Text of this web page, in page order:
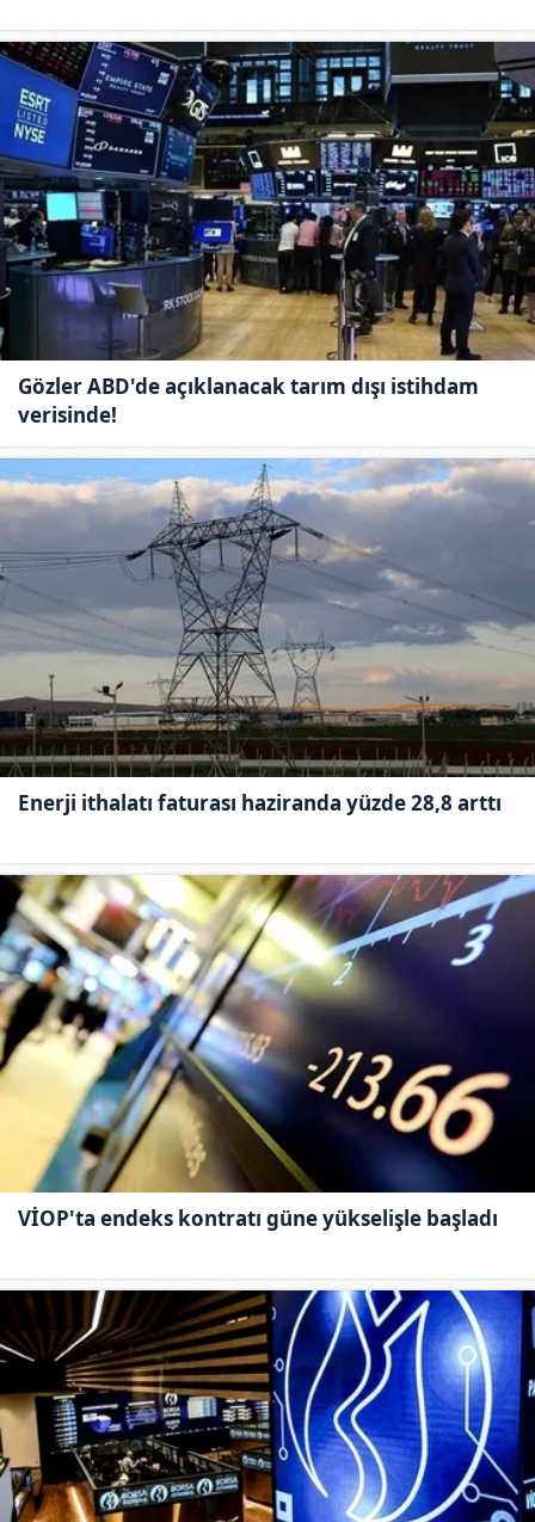
Gözler ABD'de açıklanacak tarım dışı istihdam
verisinde!
Enerji ithalatı faturası haziranda yüzde 28,8 arttı
VİOP'ta endeks kontratı güne yükselişle başladı